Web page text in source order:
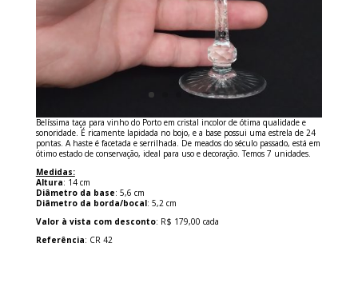
Belíssima taça para vinho do Porto em cristal incolor de ótima qualidade e
sonoridade. É ricamente lapidada no bojo, e a base possui uma estrela de 24
pontas. A haste é facetada e serrilhada. De meados do século passado, está em
ótimo estado de conservação, ideal para uso e decoração. Temos 7 unidades.
Medidas:
Altura: 14 cm
Diâmetro da base: 5,6 cm
Diâmetro da borda/bocal: 5,2 cm
Valor à vista com desconto: R$ 179,00 cada
Referência: CR 42